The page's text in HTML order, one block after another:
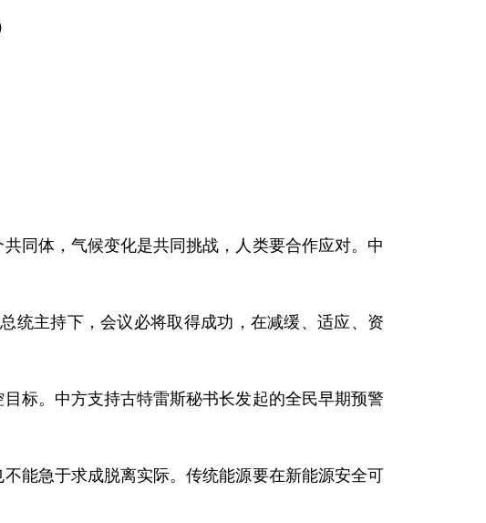
同体，气候变化是共同挑战，人类要合作应对。中
统主持下，会议必将取得成功，在减缓、适应、资
标。中方支持古特雷斯秘书长发起的全民早期预警
能急于求成脱离实际。传统能源要在新能源安全可